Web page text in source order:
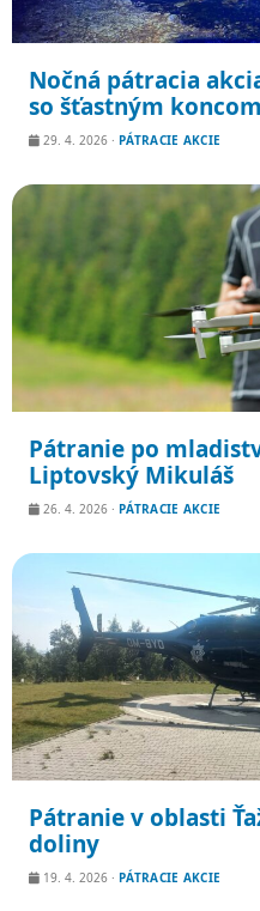
Nočná pátracia
so šťastným koncom
29. 4. 2026 · PÁTRACIE AKCIE
Pátranie po
Liptovský Mikuláš
26. 4. 2026 · PÁTRACIE AKCIE
Pátranie v oblasti
doliny
19. 4. 2026 · PÁTRACIE AKCIE